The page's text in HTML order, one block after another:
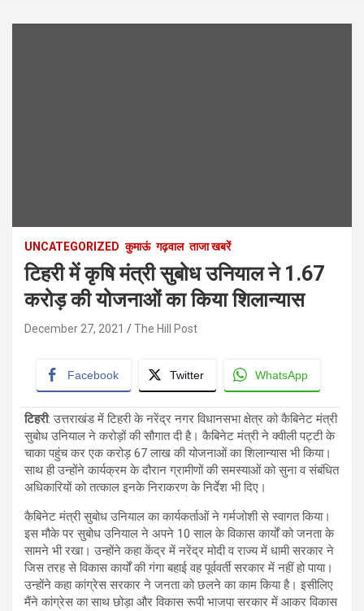
UNCATEGORIZED कुमाऊं गढ़वाल ताजा खबरें
टिहरी में कृषि मंत्री सुबोध उनियाल ने 1.67
करोड़ की योजनाओं का किया शिलान्यास
December 27, 2021 The Hill Post
Facebook Twitter WhatsApp
टिहरी: उत्तराखंड में टिहरी के नरेंद्र नगर विधानसभा क्षेत्र को कैबिनेट मंत्री
सुबोध उनियाल ने करोड़ों की सौगात दी है। कैबिनेट मंत्री ने क्वीली पट्टी के
चाका पहुंच कर एक करोड़ 67 लाख की योजनाओं का शिलान्यास भी किया।
साथ ही उन्होंने कार्यक्रम के दौरान ग्रामीणों की समस्याओं को सुना व संबंधित
अधिकारियों को तत्काल इनके निराकरण के निर्देश भी दिए।
कैबिनेट मंत्री सुबोध उनियाल का कार्यकर्ताओं ने गर्मजोशी से स्वागत किया।
इस मौके पर सुबोध उनियाल ने अपने 10 साल के विकास कार्यों को जनता के
सामने भी रखा। उन्होंने कहा केंद्र में नरेंद्र मोदी व राज्य में धामी सरकार ने
जिस तरह से विकास कार्यों की गंगा बहाई वह पूर्ववर्ती सरकार में नहीं हो पाया।
उन्होंने कहा कांग्रेस सरकार ने जनता को छलने का काम किया है। इसीलिए
मैंने कांग्रेस का साथ छोड़ा और विकास रूपी भाजपा सरकार में आकर विकास